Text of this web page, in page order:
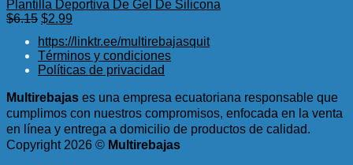
Plantilla Deportiva De Gel De Silicona
$6.15 El
original
era:
$6.15.
$2.99
actual
es:
$2.99.
https://linktr.ee/multirebajasquit
Términos y condiciones
Políticas de privacidad
Multirebajas es una empresa ecuatoriana responsable que
cumplimos con nuestros compromisos, enfocada en la venta
en línea y entrega a domicilio de productos de calidad.
Copyright 2026 © Multirebajas